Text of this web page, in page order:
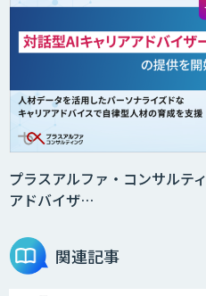
プラスアルファ・コンサルテ
アドバイザ…
関連記事